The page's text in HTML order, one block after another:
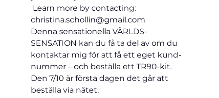
Learn more by contacting:
christina.schollin@gmail.com
Denna sensationella VÄRLDS-
SENSATION kan du få ta del av om du
kontaktar mig för att få ett eget kund-
nummer – och beställa ett TR90-kit.
Den 7/10 är första dagen det går att
beställa via nätet.